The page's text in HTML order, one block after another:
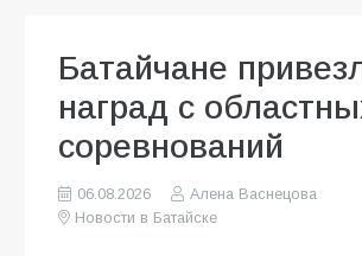
Батайчане
наград с
соревнований
06.08.2026
Алена Васнецова
Новости в Батайске